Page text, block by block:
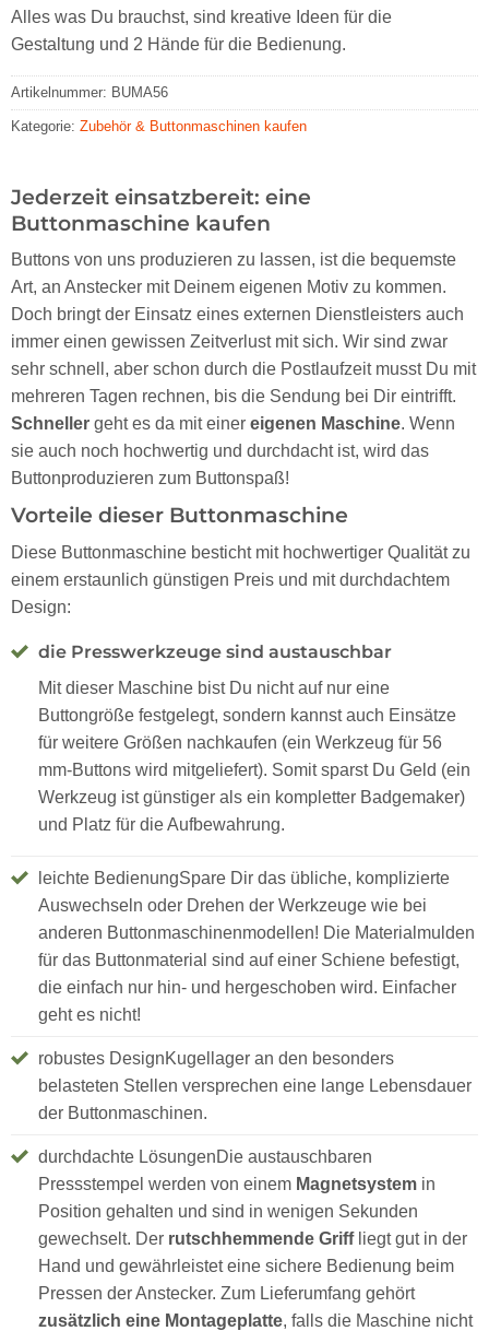
Alles was Du brauchst, sind kreative Ideen für die
Gestaltung und 2 Hände für die Bedienung.
Artikelnummer: BUMA56
Kategorie: Zubehör & Buttonmaschinen kaufen
Jederzeit einsatzbereit: eine
Buttonmaschine kaufen
Buttons von uns produzieren zu lassen, ist die bequemste
Art, an Anstecker mit Deinem eigenen Motiv zu kommen.
Doch bringt der Einsatz eines externen Dienstleisters auch
immer einen gewissen Zeitverlust mit sich. Wir sind zwar
sehr schnell, aber schon durch die Postlaufzeit musst Du mit
mehreren Tagen rechnen, bis die Sendung bei Dir eintrifft.
Schnellergeht es da mit einer eigenen Maschine. Wenn
sie auch noch hochwertig und durchdacht ist, wird das
Buttonproduzieren zum Buttonspaß!
Vorteile dieser Buttonmaschine
Diese Buttonmaschine besticht mit hochwertiger Qualität zu
einem erstaunlich günstigen Preis und mit durchdachtem
Design:
die Presswerkzeuge sind austauschbar
Mit dieser Maschine bist Du nicht auf nur eine
Buttongröße festgelegt, sondern kannst auch Einsätze
für weitere Größen nachkaufen (ein Werkzeug für 56
mm-Buttons wird mitgeliefert). Somit sparst Du Geld (ein
Werkzeug ist günstiger als ein kompletter Badgemaker)
und Platz für die Aufbewahrung.
leichte BedienungSpare Dir das übliche, komplizierte
Auswechseln oder Drehen der Werkzeuge wie bei
anderen Buttonmaschinenmodellen! Die Materialmulden
für das Buttonmaterial sind auf einer Schiene befestigt,
die einfach nur hin- und hergeschoben wird. Einfacher
geht es nicht!
robustes DesignKugellager an den besonders
belasteten Stellen versprechen eine lange Lebensdauer
der Buttonmaschinen.
durchdachte LösungenDie austauschbaren
Pressstempel werden von einem Magnetsystemin
Position gehalten und sind in wenigen Sekunden
gewechselt. Der rutschhemmende Griffliegt gut in der
Hand und gewährleistet eine sichere Bedienung beim
Pressen der Anstecker. Zum Lieferumfang gehört
zusätzlich eine Montageplatte, falls die Maschine nicht